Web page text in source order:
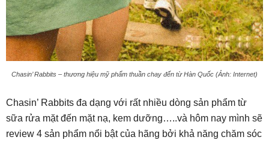
Chasin’ Rabbits – thương hiệu mỹ phẩm thuần chay đến từ Hàn Quốc (Ảnh: Internet)
Chasin’ Rabbits đa dạng với rất nhiều dòng sản phẩm từ
sữa rửa mặt đến mặt nạ, kem dưỡng…..và hôm nay mình sẽ
review 4 sản phẩm nổi bật của hãng bởi khả năng chăm sóc